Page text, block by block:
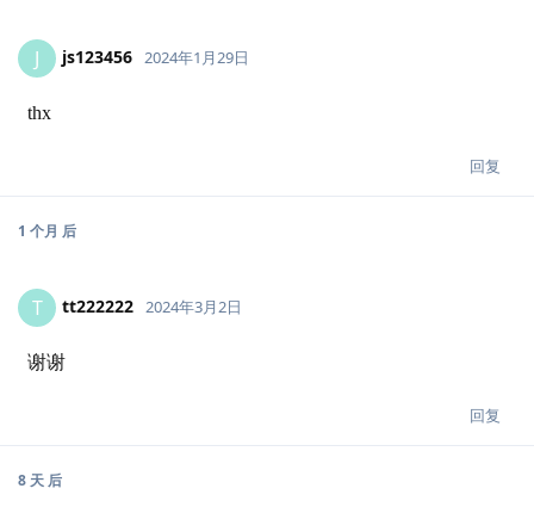
J js123456 2024年1月29日
thx
回复
1 个月 后
T tt222222 2024年3月2日
谢谢
回复
8 天 后